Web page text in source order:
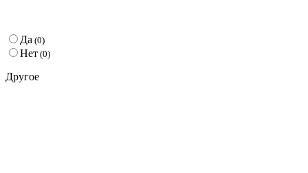
Да (0)
Нет (0)
Другое